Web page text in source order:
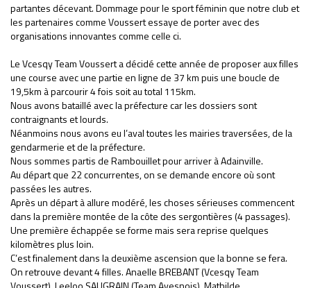
partantes décevant. Dommage pour le sport féminin que notre club et
les partenaires comme Voussert essaye de porter avec des
organisations innovantes comme celle ci.
Le Vcesqy Team Voussert a décidé cette année de proposer aux filles
une course avec une partie en ligne de 37 km puis une boucle de
19,5km à parcourir 4 fois soit au total 115km.
Nous avons bataillé avec la préfecture car les dossiers sont
contraignants et lourds.
Néanmoins nous avons eu l’aval toutes les mairies traversées, de la
gendarmerie et de la préfecture.
Nous sommes partis de Rambouillet pour arriver à Adainville.
Au départ que 22 concurrentes, on se demande encore où sont
passées les autres.
Après un départ à allure modéré, les choses sérieuses commencent
dans la première montée de la côte des sergontières (4 passages).
Une première échappée se forme mais sera reprise quelques
kilomètres plus loin.
C’est finalement dans la deuxième ascension que la bonne se fera.
On retrouve devant 4 filles. Anaelle BREBANT (Vcesqy Team